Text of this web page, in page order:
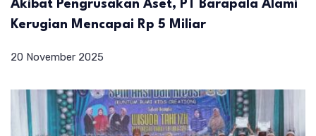
Akibat Pengrusakan Aset, PT Barapala Alami
Kerugian Mencapai Rp 5 Miliar
20 November 2025